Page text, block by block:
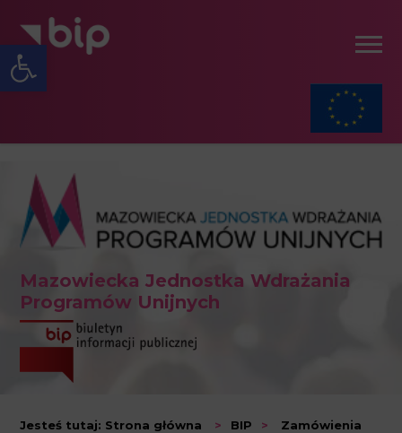
Open toolbar
Mazowiecka Jednostka Wdrażania
Programów Unijnych
Jesteś tutaj: Strona główna > BIP >
Zamówienia